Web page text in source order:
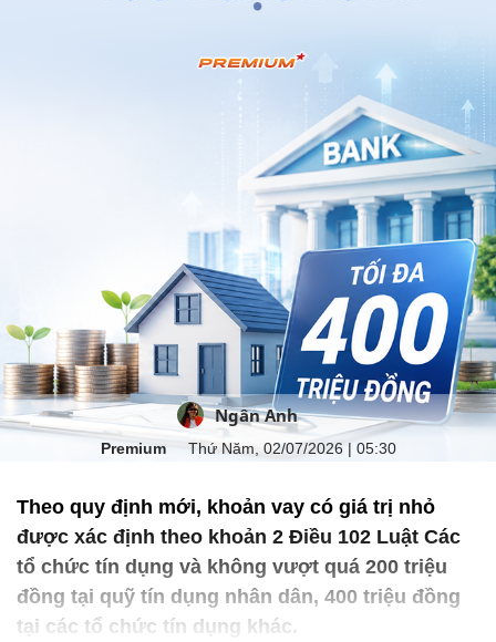
Ngân Anh
Premium Thứ Năm, 02/07/2026 | 05:30
Theo quy định mới, khoản vay có giá trị nhỏ
được xác định theo khoản 2 Điều 102 Luật Các
tổ chức tín dụng và không vượt quá 200 triệu
đồng tại quỹ tín dụng nhân dân, 400 triệu đồng
tại các tổ chức tín dụng khác.